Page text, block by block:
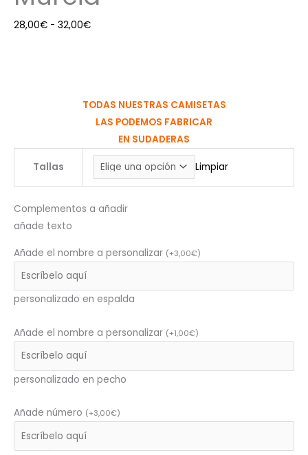
28,00€ - 32,00€
TODAS NUESTRAS CAMISETAS
LAS PODEMOS FABRICAR
EN SUDADERAS
Tallas Limpiar
Complementos a añadir
añade texto
Añade el nombre a personalizar (+3,00€)
personalizado en espalda
Añade el nombre a personalizar (+1,00€)
personalizado en pecho
Añade número (+3,00€)